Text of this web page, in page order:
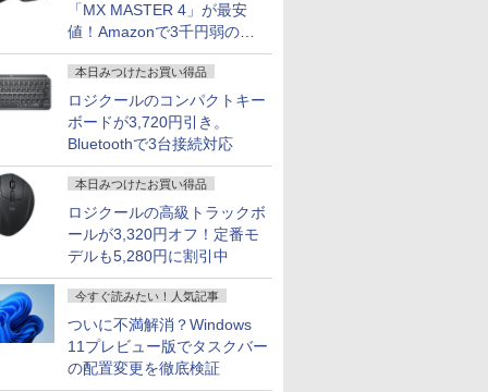
「MX MASTER 4」が最安
値！Amazonで3千円弱の割
引
本日みつけたお買い得品
ロジクールのコンパクトキー
ボードが3,720円引き。
Bluetoothで3台接続対応
本日みつけたお買い得品
ロジクールの高級トラックボ
ールが3,320円オフ！定番モ
デルも5,280円に割引中
今すぐ読みたい！人気記事
ついに不満解消？Windows
11プレビュー版でタスクバー
の配置変更を徹底検証